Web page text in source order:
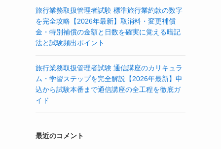
旅行業務取扱管理者試験 標準旅行業約款の数字
を完全攻略【2026年最新】取消料・変更補償
金・特別補償の金額と日数を確実に覚える暗記
法と試験頻出ポイント
旅行業務取扱管理者試験 通信講座のカリキュラ
ム・学習ステップを完全解説【2026年最新】申
込から試験本番まで通信講座の全工程を徹底ガ
イド
最近のコメント